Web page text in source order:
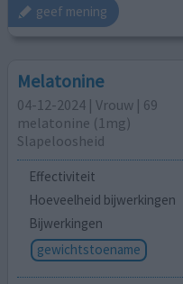
geef mening
Melatonine
04-12-2024 | Vrouw | 69
melatonine (1mg)
Slapeloosheid
Effectiviteit
Hoeveelheid bijwerkingen
Bijwerkingen
gewichtstoename